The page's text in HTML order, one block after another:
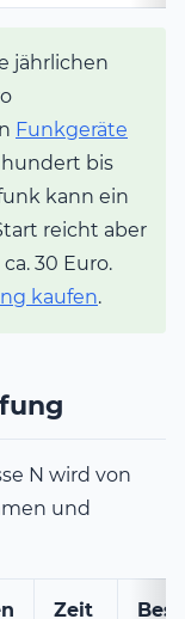
jährlichen
Funkgeräte
bis
kann ein
reicht aber
30 Euro.
kaufen.
N wird von
und
Zeit